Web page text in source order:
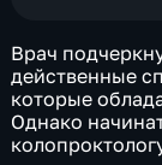
Врач
действенные
которые
Однако